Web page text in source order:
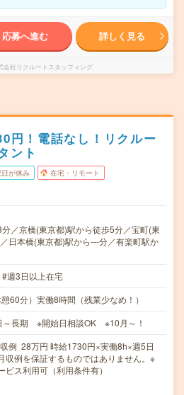
応募へ進む 詳しく見る
会社リクルートスタッフィング
円！電話なし！リクルー
ント
日が休み 在宅・リモート
／京橋(東京都)駅から徒歩5分／宝町(東
日本橋(東京都)駅から---分／有楽町駅か
週3日以上在宅
60分）実働8時間（残業少なめ！）
～長期 ※開始日相談OK ※10月～！
例 28万円 時給1730円×実働8h×週5日
収例を保証するものではありません。※
ビス利用可（利用条件有）